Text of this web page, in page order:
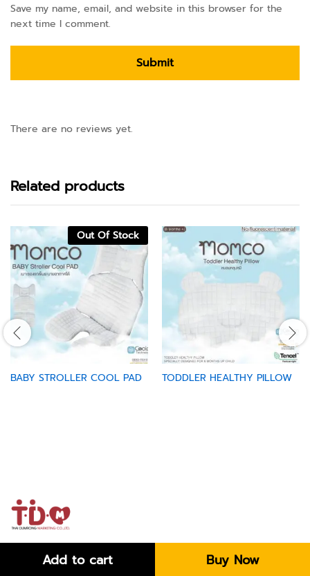
Add to cart Buy Now
Save my name, email, and website in this browser for the
next time I comment.
There are no reviews yet.
Related products
Out Of Stock
BABY STROLLER COOL PAD TODDLER HEALTHY PILLOW